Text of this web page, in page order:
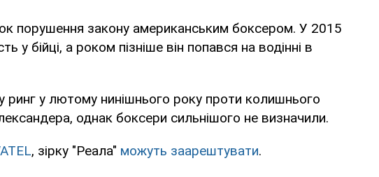
порушення закону американським боксером. У 2015
у бійці, а роком пізніше він попався на водінні в
ринг у лютому нинішнього року проти колишнього
однак боксери сильнішого не визначили.
, зірку "Реала" можуть заарештувати.